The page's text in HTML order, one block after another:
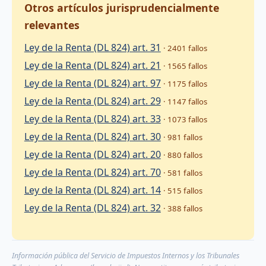
Otros artículos jurisprudencialmente
relevantes
Ley de la Renta (DL 824) art. 31 · 2401 fallos
Ley de la Renta (DL 824) art. 21 · 1565 fallos
Ley de la Renta (DL 824) art. 97 · 1175 fallos
Ley de la Renta (DL 824) art. 29 · 1147 fallos
Ley de la Renta (DL 824) art. 33 · 1073 fallos
Ley de la Renta (DL 824) art. 30 · 981 fallos
Ley de la Renta (DL 824) art. 20 · 880 fallos
Ley de la Renta (DL 824) art. 70 · 581 fallos
Ley de la Renta (DL 824) art. 14 · 515 fallos
Ley de la Renta (DL 824) art. 32 · 388 fallos
Información pública del Servicio de Impuestos Internos y los Tribunales